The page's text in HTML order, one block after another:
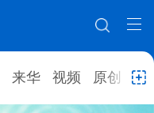
来华 视频 原创 就